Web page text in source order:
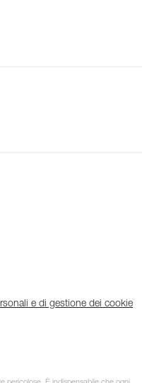
e di gestione dei cookie